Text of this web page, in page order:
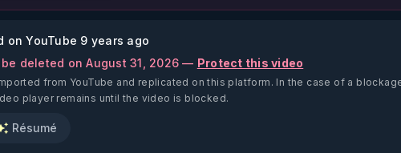
on YouTube 9 years ago
deleted on August 31, 2026 — Protect this video
from YouTube and replicated on this platform. In the case of a
player remains until the video is blocked.
Résumé